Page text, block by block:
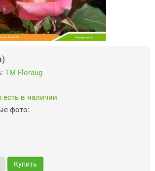
ТМ Floraug
есть в наличии
фото:
Купить